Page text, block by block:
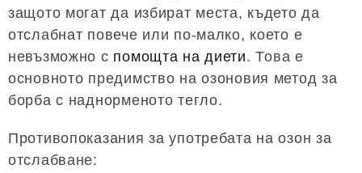
защото могат да избират места, където да
отслабнат повече или по-малко, което е
невъзможно с помощта на диети. Това е
основното предимство на озоновия метод за
борба с наднорменото тегло.
Противопоказания за употребата на озон за
отслабване: